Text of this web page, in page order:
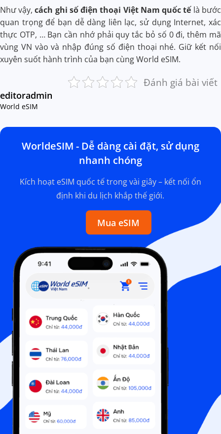
Như vậy,cách ghi số điện thoại Việt Nam quốc tếlà bước
quan trọng để bạn dễ dàng liên lạc, sử dụng Internet, xác
thực OTP, … Bạn cần nhớ phải quy tắc bỏ số 0 đi, thêm mã
vùng VN vào và nhập đúng số điện thoại nhé. Giữ kết nối
xuyên suốt hành trình của bạn cùng World eSIM.
Đánh giá bài viết
editoradmin
World eSIM
WorldeSIM - Dễ dàng cài đặt, sử dụng
nhanh chóng
Kích hoạt eSIM quốc tế trong vài giây – kết nối ổn
định khi du lịch khắp thế giới.
Mua eSIM